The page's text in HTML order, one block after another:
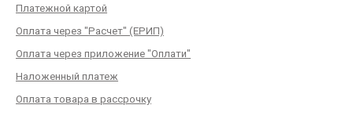
Платежной картой
Оплата через "Расчет" (ЕРИП)
Оплата через приложение "Оплати"
Наложенный платеж
Оплата товара в рассрочку